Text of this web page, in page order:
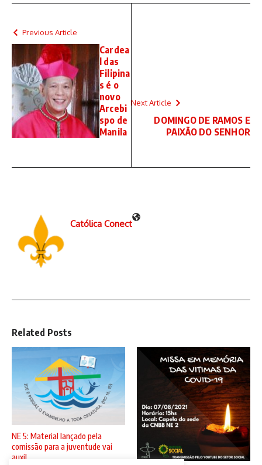
Previous Article
Cardea
l das
Filipina
s é o
novo
Arcebi
spo de
Manila
Next Article
DOMINGO DE RAMOS E
PAIXÃO DO SENHOR
Católica Conect
Related Posts
NE 5: Material lançado pela
comissão para a juventude vai
auxil ...